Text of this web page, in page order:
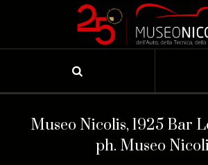
Museo Nicolis, 1925 Bar
ph. Museo